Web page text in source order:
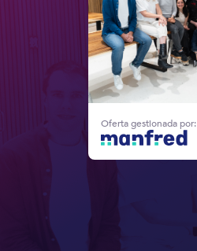
Oferta gestionada por: